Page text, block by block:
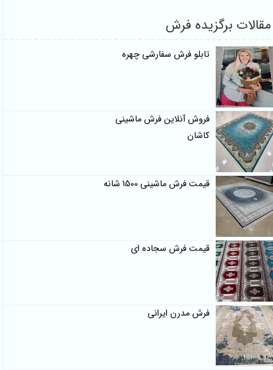
مقالات برگزیده فرش
تابلو فرش سفارشی چهره
فروش آنلاین فرش ماشینی
کاشان
قیمت فرش ماشینی 1500 شانه
قیمت فرش سجاده ای
فرش مدرن ایرانی